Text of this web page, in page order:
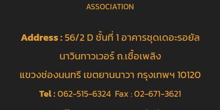
ASSOCIATION
Address :56/2 D ชั้นที่ 1 อาคารชุดเดอะรอยัล
นาวินทาวเวอร์ ถ.เชื้อเพลิง
แขวงช่องนนทรี เขตยานนาวา กรุงเทพฯ 10120
Tel :062-515-6324 Fax : 02-671-3621